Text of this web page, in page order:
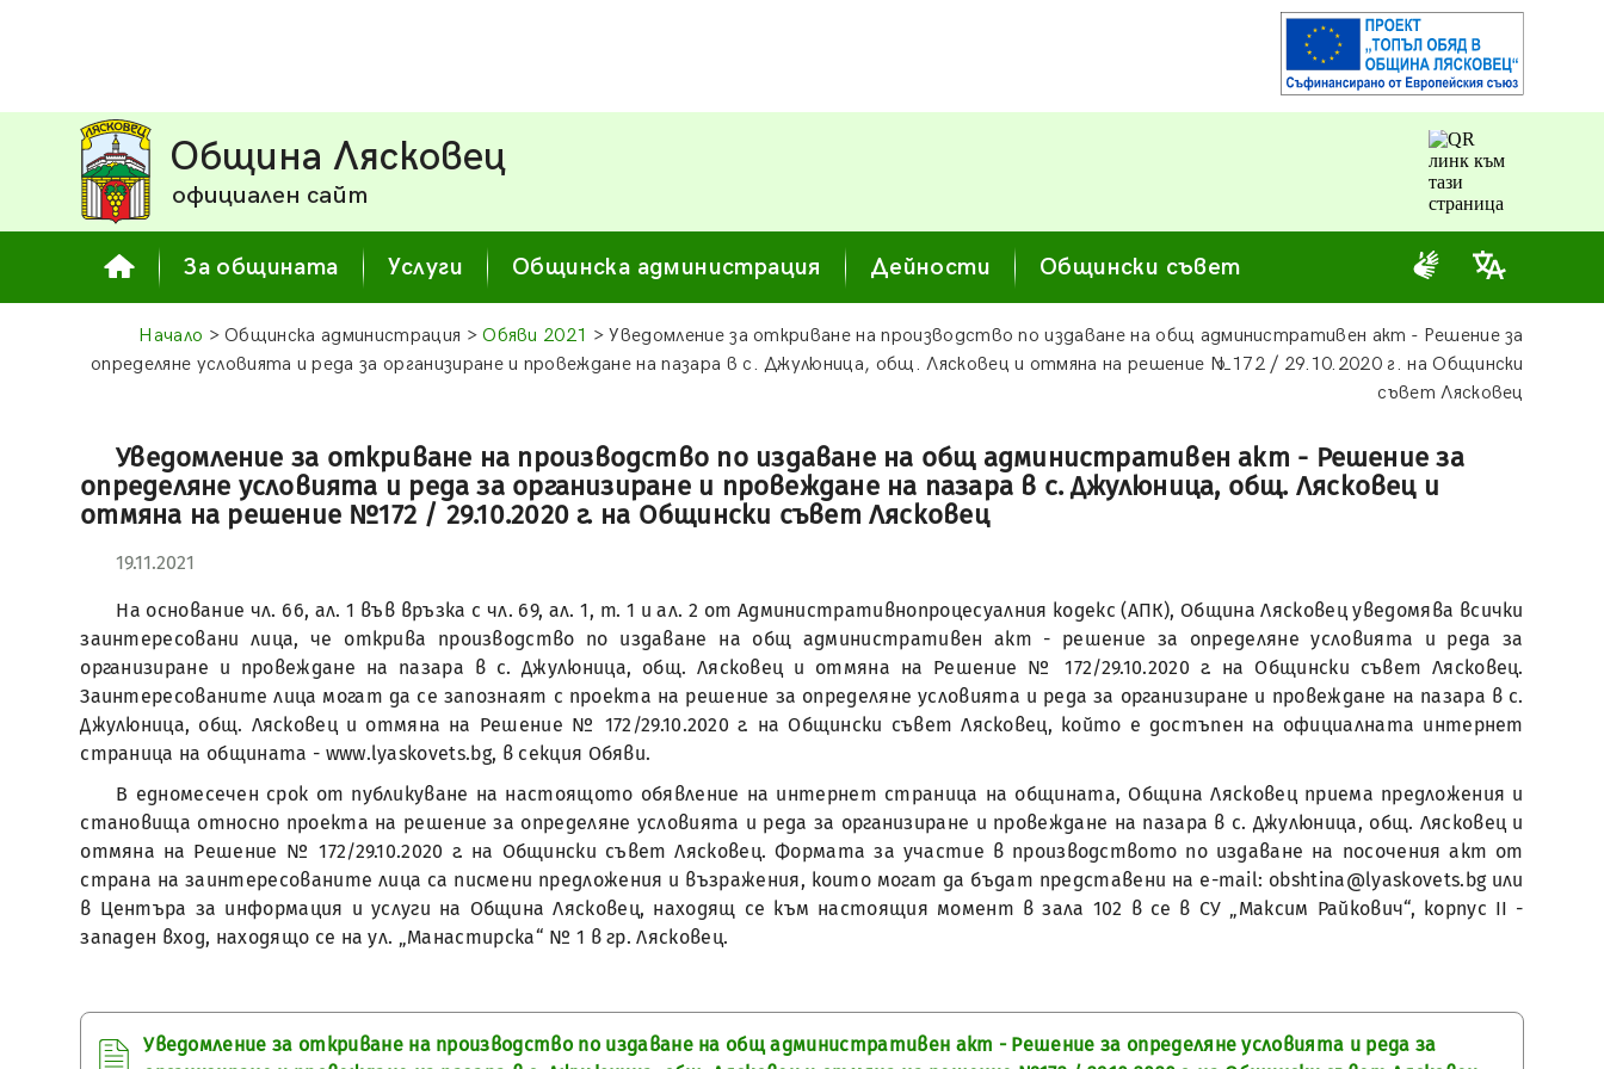
Община Лясковец
официален сайт
За общината Услуги Общинска администрация Дейности Общински съвет
Начало > Общинска администрация >Обяви 2021 > Уведомление за откриване на производство по издаване на общ административен акт - Решение за
определяне условията и реда за организиране и провеждане на пазара в с. Джулюница, общ. Лясковец и отмяна на решение №172 / 29.10.2020 г. на Общински
съвет Лясковец
Уведомление за откриване на производство по издаване на общ административен акт - Решение за
определяне условията и реда за организиране и провеждане на пазара в с. Джулюница, общ. Лясковец и
отмяна на решение №172 / 29.10.2020 г. на Общински съвет Лясковец
19.11.2021
На основание чл. 66, ал. 1 във връзка с чл. 69, ал. 1, т. 1 и ал. 2 от Административнопроцесуалния кодекс (АПК), Община Лясковец уведомява всички
заинтересовани лица, че открива производство по издаване на общ административен акт - решение за определяне условията и реда за
организиране и провеждане на пазара в с. Джулюница, общ. Лясковец и отмяна на Решение № 172/29.10.2020 г. на Общински съвет Лясковец.
Заинтересованите лица могат да се запознаят с проекта на решение за определяне условията и реда за организиране и провеждане на пазара в с.
Джулюница, общ. Лясковец и отмяна на Решение № 172/29.10.2020 г. на Общински съвет Лясковец, който е достъпен на официалната интернет
страница на общината - www.lyaskovets.bg, в секция Обяви.
В едномесечен срок от публикуване на настоящото обявление на интернет страница на общината, Община Лясковец приема предложения и
становища относно проекта на решение за определяне условията и реда за организиране и провеждане на пазара в с. Джулюница, общ. Лясковец и
отмяна на Решение № 172/29.10.2020 г. на Общински съвет Лясковец. Формата за участие в производството по издаване на посочения акт от
страна на заинтересованите лица са писмени предложения и възражения, които могат да бъдат представени на e-mail: obshtina@lyaskovets.bg или
в Центъра за информация и услуги на Община Лясковец, находящ се към настоящия момент в зала 102 в се в СУ „Максим Райкович“, корпус II -
западен вход, находящо се на ул. „Манастирска“ № 1 в гр. Лясковец.
Уведомление за откриване на производство по издаване на общ административен акт - Решение за определяне условията и реда за